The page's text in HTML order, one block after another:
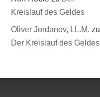
Kreislauf des Geldes
Oliver Jordanov, LL.M. zu
Der Kreislauf des Geldes